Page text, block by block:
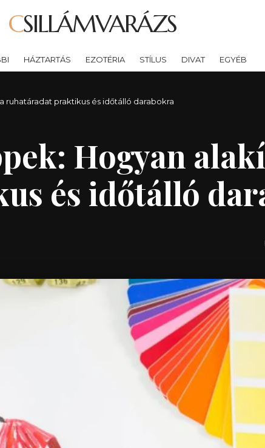
CSILLÁMVARÁZS
HÁZTARTÁS EZOTÉRIA STÍLUS DIVAT EGYÉB
ruhatáradat praktikus és időtálló darabokra
Hogyan
és időtálló